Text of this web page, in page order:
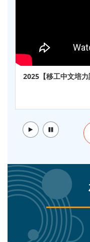
2025【移工中文培
播放 暫停